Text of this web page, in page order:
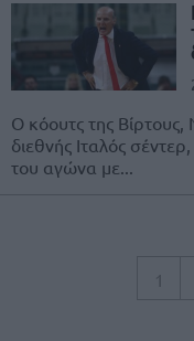
Ο κόουτς της Βίρτους,
διεθνής Ιταλός
του αγώνα με...
1